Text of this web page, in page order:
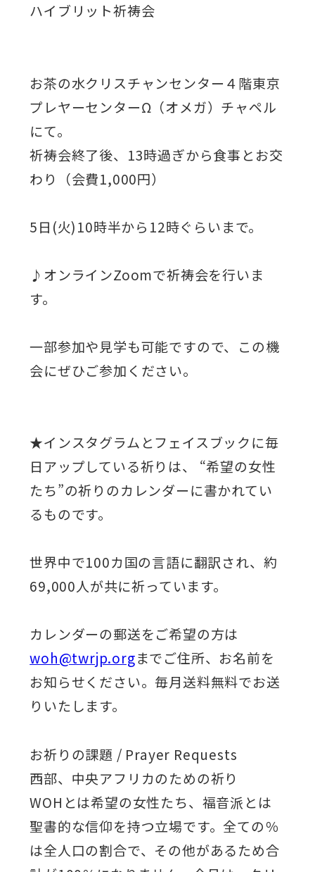
ハイブリット祈祷会
お茶の水クリスチャンセンター４階東京
プレヤーセンターΩ（オメガ）チャペル
にて。
祈祷会終了後、13時過ぎから食事とお交
わり（会費1,000円）
5日(火)10時半から12時ぐらいまで。
♪オンラインZoomで祈祷会を行いま
す。
一部参加や見学も可能ですので、この機
会にぜひご参加ください。
★インスタグラムとフェイスブックに毎
日アップしている祈りは、 “希望の女性
たち”の祈りのカレンダーに書かれてい
るものです。
世界中で100カ国の言語に翻訳され、約
69,000人が共に祈っています。
カレンダーの郵送をご希望の方は
woh@twrjp.orgまでご住所、お名前を
お知らせください。毎月送料無料でお送
りいたします。
お祈りの課題 / Prayer Requests
西部、中央アフリカのための祈り
WOHとは希望の女性たち、福音派とは
聖書的な信仰を持つ立場です。全ての％
は全人口の割合で、その他があるため合